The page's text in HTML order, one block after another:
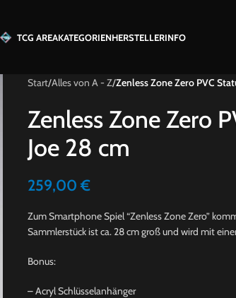
TCG AREAKATEGORIENHERSTELLERINFO
Start/Alles von A - Z/Zenless Zone Zero PVC
Zenless Zone Zero
Joe 28 cm
259,00€
Zum Smartphone Spiel “Zenless Zone Zero”
Sammlerstück ist ca. 28 cm groß und wird mit
Bonus:
– Acryl Schlüsselanhänger